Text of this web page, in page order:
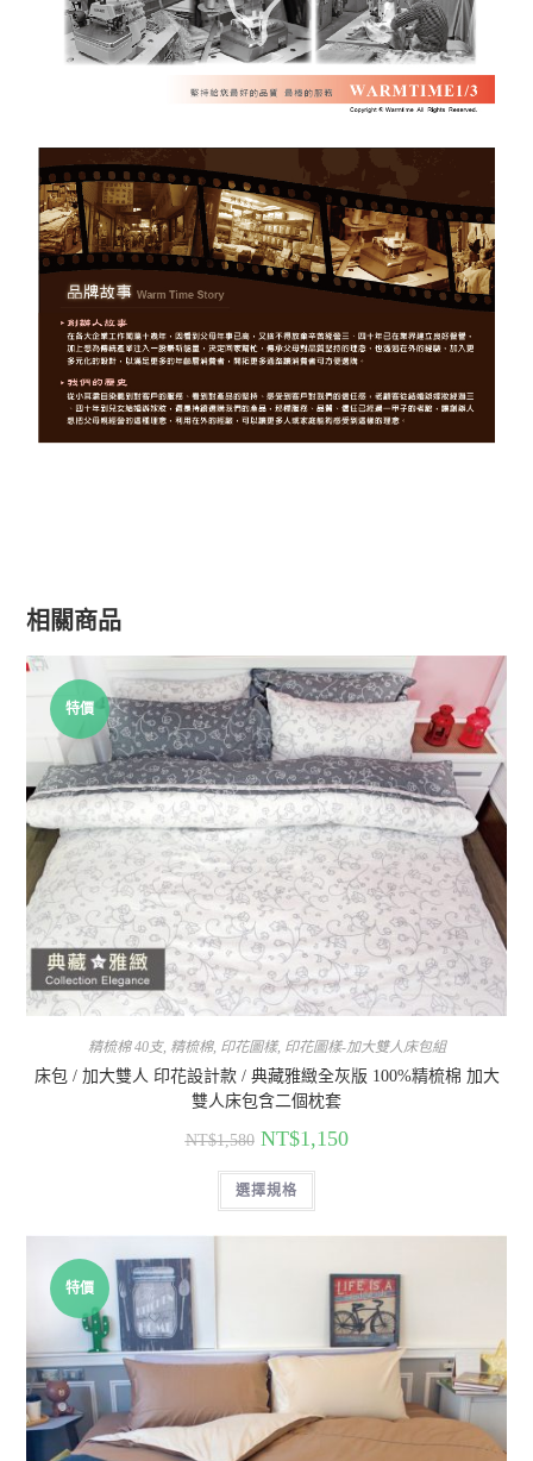
相關商品
特價
精梳棉 40支, 精梳棉, 印花圖樣, 印花圖樣-加大雙人床包組
床包 / 加大雙人 印花設計款 / 典藏雅緻全灰版 100%精梳棉 加大
雙人床包含二個枕套
NT$1,580 NT$1,150
選擇規格
特價